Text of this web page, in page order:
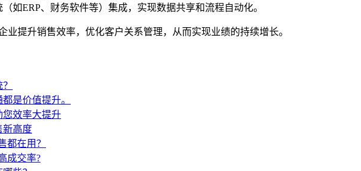
如ERP、财务软件等）集成，实现数据共享和流程自动化。
提升销售效率，优化客户关系管理，从而实现业绩的持续增长。
是价值提升。
您效率大提升
新高度
都在用？
成交率?